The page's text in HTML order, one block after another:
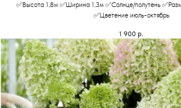
✅Высота 1,8м ✅Ширина 1,3м ✅Солнце/полутень
✅Цветение июль-октябрь
1 900 р.